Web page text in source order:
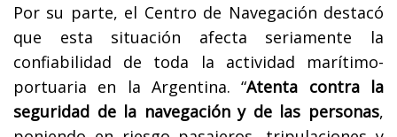
Por su parte, el Centro de Navegación destacó
que esta situación afecta seriamente la
confiabilidad de toda la actividad marítimo-
portuaria en la Argentina. “Atenta contra la
seguridad de la navegación y de las personas,